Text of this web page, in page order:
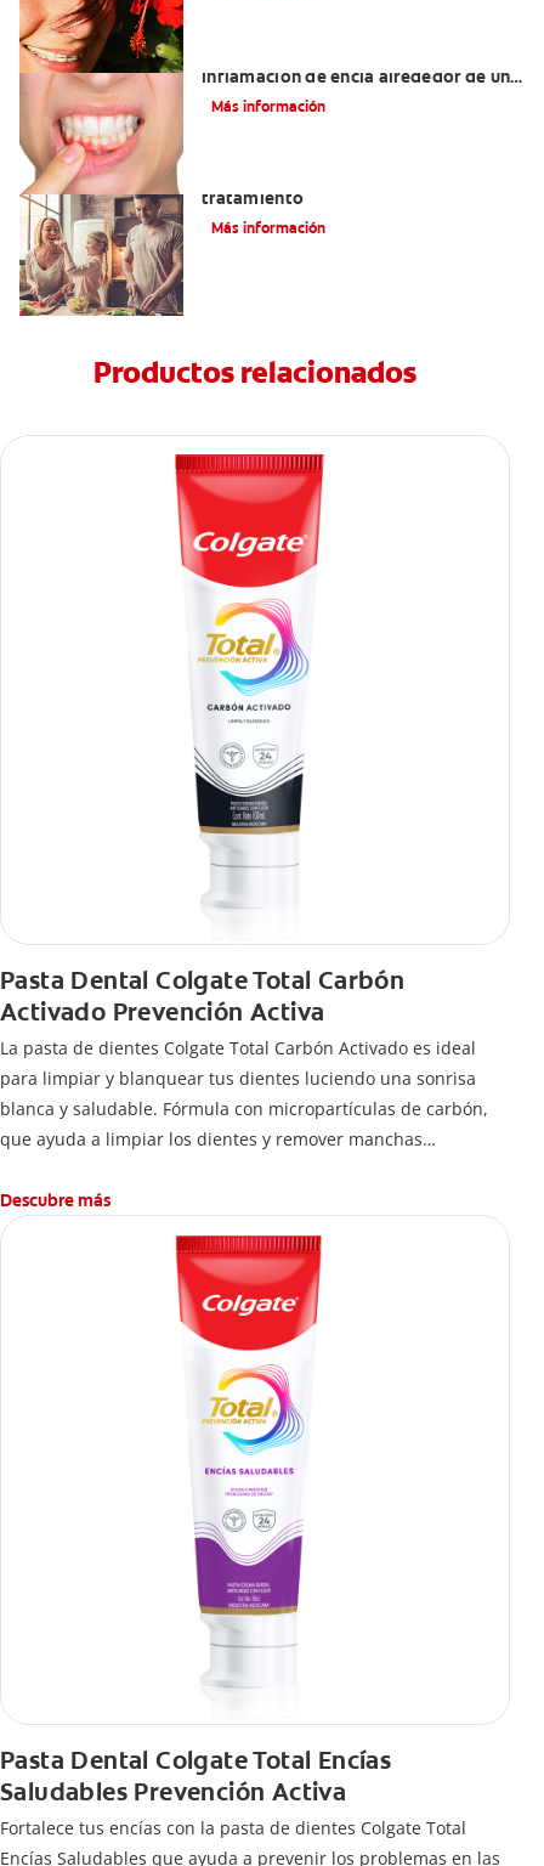
inflamación de encía alrededor de un
diente?
Más información
tratamiento
Más información
Productos relacionados
Pasta Dental Colgate Total Carbón
Activado Prevención Activa
La pasta de dientes Colgate Total Carbón Activado es ideal
para limpiar y blanquear tus dientes luciendo una sonrisa
blanca y saludable. Fórmula con micropartículas de carbón,
que ayuda a limpiar los dientes y remover manchas
¿Qué hace el carbón activado en una pasta dental y por qué
se usa para ayudar a remover manchas superficiales?
También encontrarás cómo incluirla en tu rutina, en casa o de
viaje, con tips de cepillado para una sonrisa sana.
Descubre más
Pasta Dental Colgate Total Encías
Saludables Prevención Activa
Fortalece tus encías con la pasta de dientes Colgate Total
Encías Saludables que ayuda a prevenir los problemas en las